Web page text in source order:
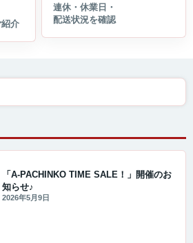
「A-PACHINKO TIME SALE！」開催のお
知らせ♪
2026年5月9日